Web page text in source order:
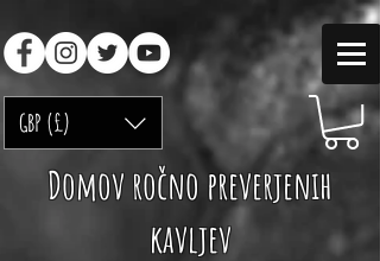
GBP (£)
Domov ročno preverjenih
kavljev